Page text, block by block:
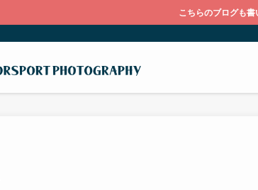
こちらのブログも書いてます『大福のブ